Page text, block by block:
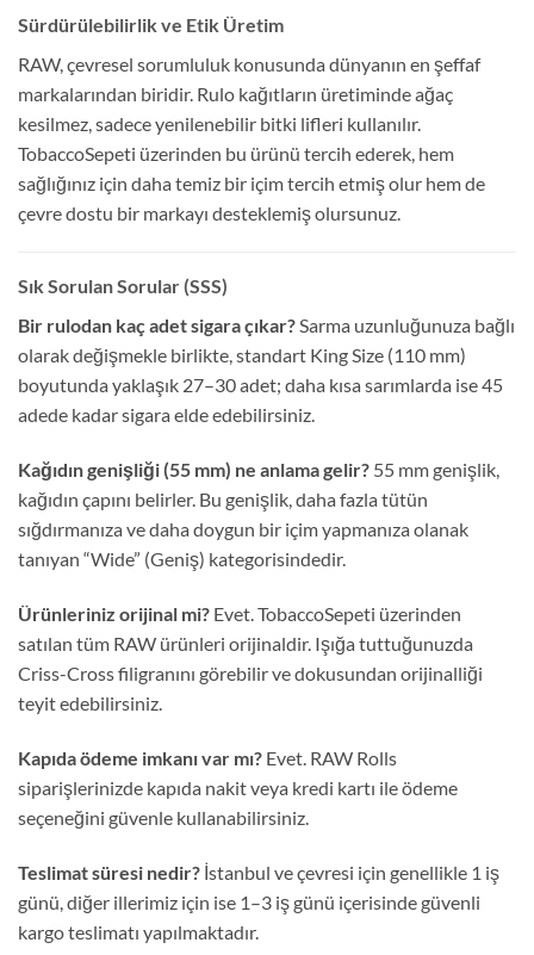
Sürdürülebilirlik ve Etik Üretim
RAW, çevresel sorumluluk konusunda dünyanın en şeffaf
markalarından biridir. Rulo kağıtların üretiminde ağaç
kesilmez, sadece yenilenebilir bitki lifleri kullanılır.
TobaccoSepeti üzerinden bu ürünü tercih ederek, hem
sağlığınız için daha temiz bir içim tercih etmiş olur hem de
çevre dostu bir markayı desteklemiş olursunuz.
Sık Sorulan Sorular (SSS)
Bir rulodan kaç adet sigara çıkar?Sarma uzunluğunuza bağlı
olarak değişmekle birlikte, standart King Size (110 mm)
boyutunda yaklaşık 27–30 adet; daha kısa sarımlarda ise 45
adede kadar sigara elde edebilirsiniz.
Kağıdın genişliği (55 mm) ne anlama gelir? 55 mm genişlik,
kağıdın çapını belirler. Bu genişlik, daha fazla tütün
sığdırmanıza ve daha doygun bir içim yapmanıza olanak
tanıyan “Wide” (Geniş) kategorisindedir.
Ürünleriniz orijinal mi? Evet. TobaccoSepeti üzerinden
satılan tüm RAW ürünleri orijinaldir. Işığa tuttuğunuzda
Criss-Cross filigranını görebilir ve dokusundan orijinalliği
teyit edebilirsiniz.
Kapıda ödeme imkanı var mı? Evet. RAW Rolls
siparişlerinizde kapıda nakit veya kredi kartı ile ödeme
seçeneğini güvenle kullanabilirsiniz.
Teslimat süresi nedir? İstanbul ve çevresi için genellikle 1 iş
günü, diğer illerimiz için ise 1–3 iş günü içerisinde güvenli
kargo teslimatı yapılmaktadır.